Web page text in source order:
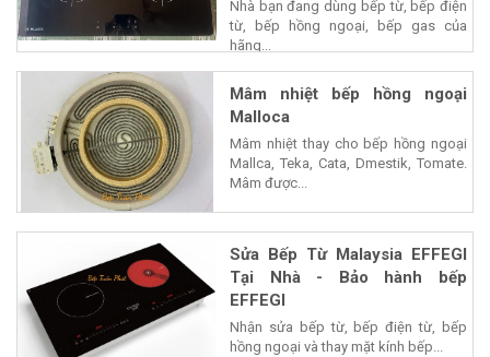
Nhà bạn đang dùng bếp từ, bếp điện
từ, bếp hồng ngoại, bếp gas của
hãng...
Mâm nhiệt bếp hồng ngoại
Malloca
Mâm nhiệt thay cho bếp hồng ngoại
Mallca, Teka, Cata, Dmestik, Tomate.
Mâm được...
Sửa Bếp Từ Malaysia EFFEGI
Tại Nhà - Bảo hành bếp
EFFEGI
Nhận sửa bếp từ, bếp điện từ, bếp
hồng ngoại và thay mặt kính bếp...